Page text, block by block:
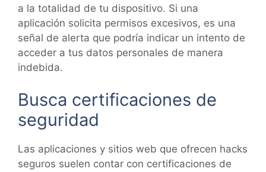
a la totalidad de tu dispositivo. Si una
aplicación solicita permisos excesivos, es una
señal de alerta que podría indicar un intento de
acceder a tus datos personales de manera
indebida.
Busca certificaciones de
seguridad
Las aplicaciones y sitios web que ofrecen hacks
seguros suelen contar con certificaciones de